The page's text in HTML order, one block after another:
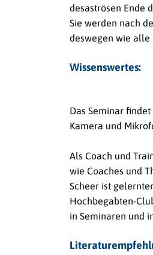
desaströsen Ende
Sie werden nach
deswegen wie alle
Wissenswertes:
Das Seminar
Kamera und
Als Coach und
wie Coaches und
Scheer ist
Hochbegabten-
in Seminaren und